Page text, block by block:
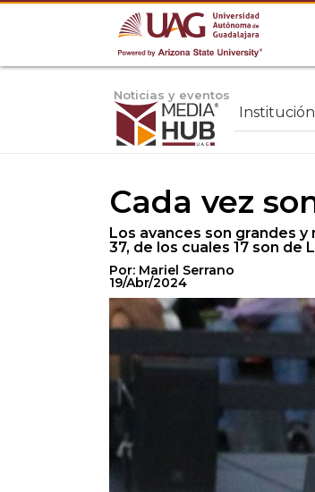
Noticias y eventos
Institución
Cada vez
Los avances son grandes
37, de los cuales 17 son de
Por: Mariel Serrano
19/Abr/2024